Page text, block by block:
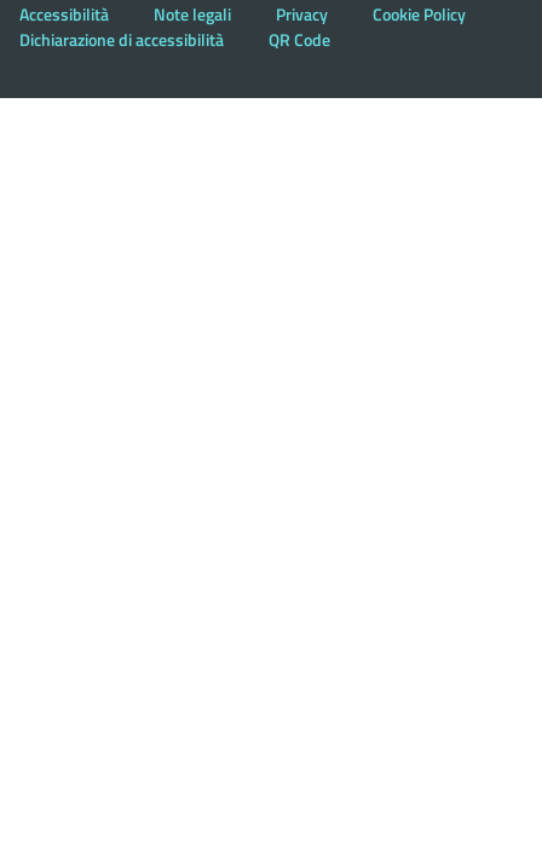
Accessibilità Note legali Privacy
Cookie Policy
Dichiarazione di accessibilità
QR Code